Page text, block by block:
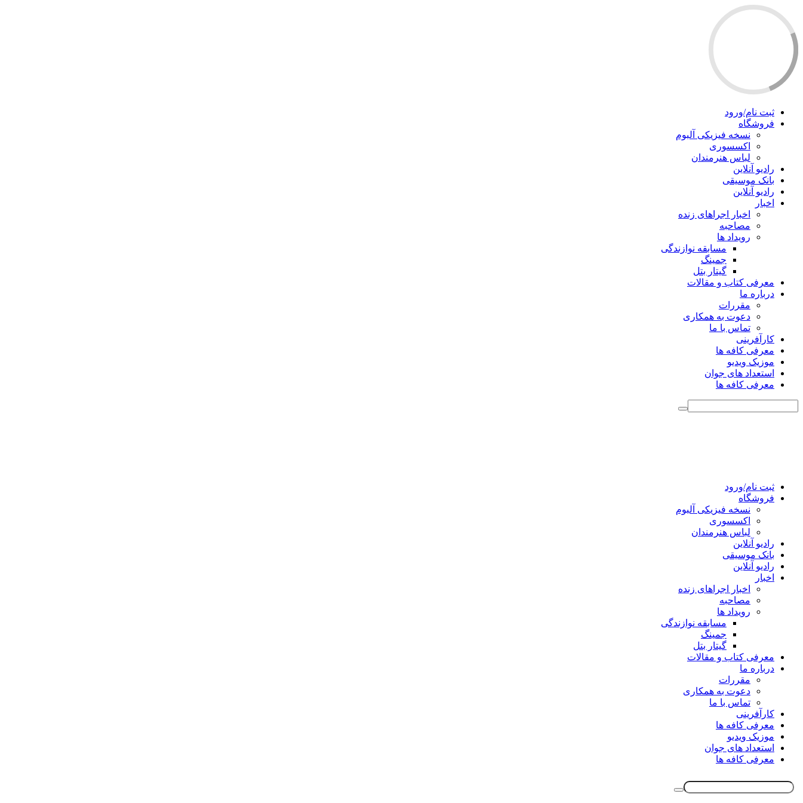
ثبت نام/ورود
فروشگاه
نسخه فیزیکی آلبوم
اکسسوری
لباس هنرمندان
رادیو آنلاین
بانک موسیقی
رادیو آنلاین
اخبار
اخبار اجراهای زنده
مصاحبه
رویداد ها
مسابقه نوازندگی
جمینگ
گیتار بتل
معرفی کتاب و مقالات
درباره ما
مقررات
دعوت به همکاری
تماس با ما
کارآفرینی
معرفی کافه ها
موزیک ویدیو
استعداد های جوان
معرفی کافه ها
ثبت نام/ورود
فروشگاه
نسخه فیزیکی آلبوم
اکسسوری
لباس هنرمندان
رادیو آنلاین
بانک موسیقی
رادیو آنلاین
اخبار
اخبار اجراهای زنده
مصاحبه
رویداد ها
مسابقه نوازندگی
جمینگ
گیتار بتل
معرفی کتاب و مقالات
درباره ما
مقررات
دعوت به همکاری
تماس با ما
کارآفرینی
معرفی کافه ها
موزیک ویدیو
استعداد های جوان
معرفی کافه ها